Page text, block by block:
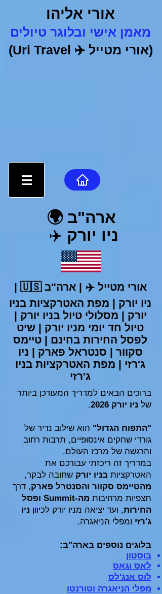
אורי אליהו
מאמן אישי ובלוגר טיולים
(אורי מטייל✈️
Uri Travel)
ארה"ב🌍
ניו יורק ✈️
אורי מטייל✈️
| ארה"ב 🇺🇸 |
ניו יורק | מפת האטרקציות בניו
יורק | מסלולי טיול בניו יורק |
טיול חד יומי מניו יורק | שיט
לפסל החירות בחינם | טיימס
סקוור | סנטראל פארק | ניו
ג'רזי | מפת האטרקציות בניו
ג'רזי
ברוכים הבאים למדריך המעודכן ביותר
של ניו יורק 2026 .
"התפוח הגדול" הוא שילוב נדיר של
גורדי שחקים אינסופיים, תרבות רחוב
והרגשה של מרכז העולם.
במדריך זה ריכזתי עבורכם את
האטרקציות בניו יורק שחובה לבקר,
מהטיימס סקוור והסנטרל פארק, דרך
תצפיות מרהיבות
מה-Summit ופסל
החירות, ועד יציאה מניו יורק לכיוון ניו
ג'רזי ומפלי הניאגרה.
בלוגים נוספים בארה"ב:
בוסטון
לאס וגאס
לוס אנג'לס
מפלי הניאגרה וטורנטו